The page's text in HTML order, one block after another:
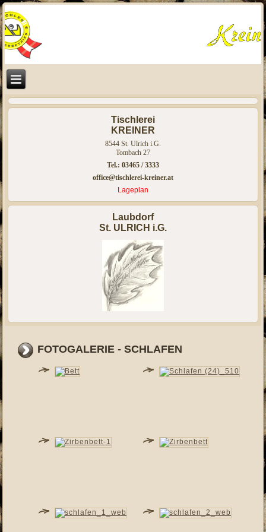
Tischlerei
KREINER
8544 St. Ulrich i.G.
Tombach 27
Tel.: 03465 / 3333
office@tischlerei-kreiner.at
Lageplan
Laubdorf
St. ULRICH i.G.
FOTOGALERIE - SCHLAFEN